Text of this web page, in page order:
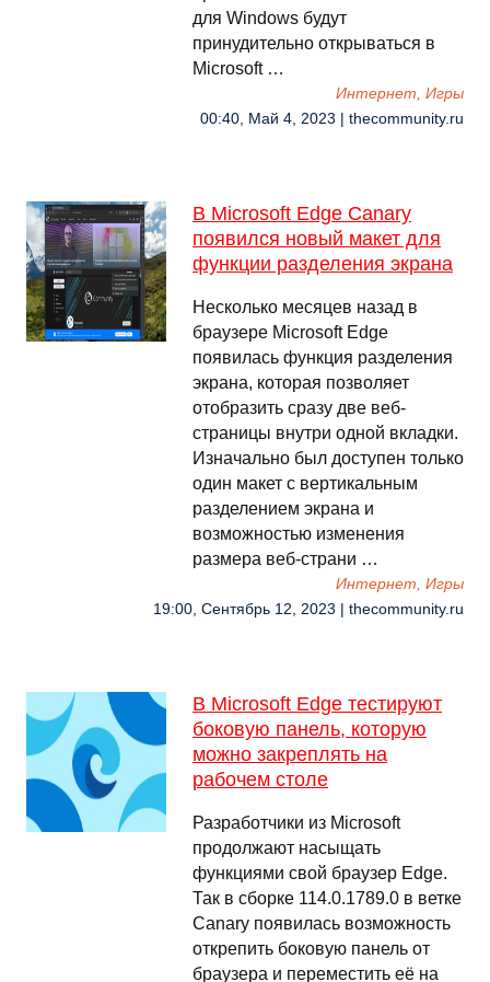
для Windows будут
принудительно открываться в
Microsoft …
Интернет, Игры
00:40, Май 4, 2023 | thecommunity.ru
В Microsoft Edge Canary
появился новый макет для
функции разделения экрана
Несколько месяцев назад в
браузере Microsoft Edge
появилась функция разделения
экрана, которая позволяет
отобразить сразу две веб-
страницы внутри одной вкладки.
Изначально был доступен только
один макет с вертикальным
разделением экрана и
возможностью изменения
размера веб-страни …
Интернет, Игры
19:00, Сентябрь 12, 2023 | thecommunity.ru
В Microsoft Edge тестируют
боковую панель, которую
можно закреплять на
рабочем столе
Разработчики из Microsoft
продолжают насыщать
функциями свой браузер Edge.
Так в сборке 114.0.1789.0 в ветке
Canary появилась возможность
открепить боковую панель от
браузера и переместить её на